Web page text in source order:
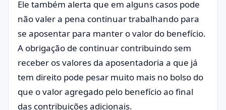
Ele também alerta que em alguns casos pode
não valer a pena continuar trabalhando para
se aposentar para manter o valor do benefício.
A obrigação de continuar contribuindo sem
receber os valores da aposentadoria a que já
tem direito pode pesar muito mais no bolso do
que o valor agregado pelo benefício ao final
das contribuições adicionais.